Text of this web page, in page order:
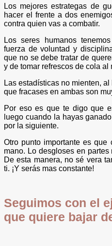
Los mejores estrategas de
hacer el frente a dos
contra quien vas a combatir.
Los seres humanos
fuerza de voluntad y
que no se debe tratar de
y de tomar refrescos de cola al
Las estadísticas no mienten,
que fracases en ambas son
Por eso es que te digo que
luego cuando la hayas
por la siguiente.
Otro punto importante es que
mano. Lo desgloses en
De esta manera, no sé vera
ti. ¡Y serás mas constante!
Seguimos con el
que quiere bajar